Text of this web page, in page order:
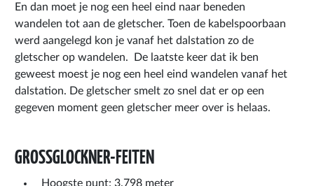
En dan moet je nog een heel eind naar beneden
wandelen tot aan de gletscher. Toen de kabelspoorbaan
werd aangelegd kon je vanaf het dalstation zo de
gletscher op wandelen. De laatste keer dat ik ben
geweest moest je nog een heel eind wandelen vanaf het
dalstation. De gletscher smelt zo snel dat er op een
gegeven moment geen gletscher meer over is helaas.
GROSSGLOCKNER-FEITEN
Hoogste punt: 3.798 meter